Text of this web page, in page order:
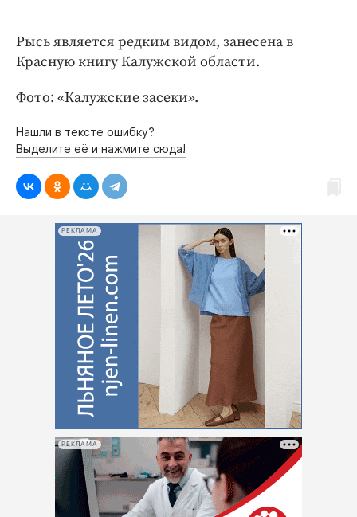
Рысь является редким видом, занесена в
Красную книгу Калужской области.
Фото: «Калужские засеки».
Нашли в тексте ошибку?
Выделите её и нажмите сюда!
РЕКЛАМА
РЕКЛАМА